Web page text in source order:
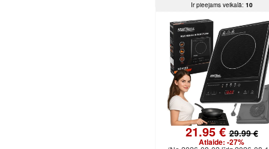
Ir pieejams veikalā: 10
21.95 €29.99 €
Atlaide: -27%